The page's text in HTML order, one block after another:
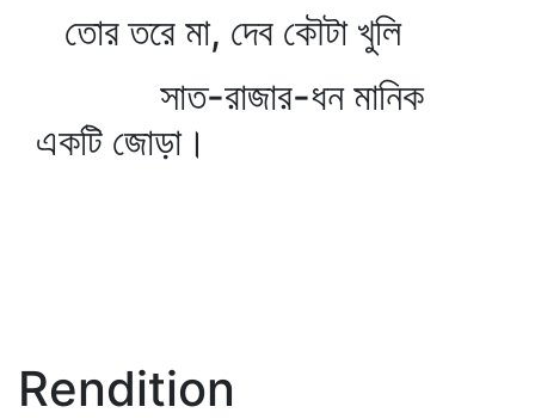
তোর তরে মা, দেব কৌটা খুলি
সাত-রাজার-ধন মানিক
একটি জোড়া।
Rendition